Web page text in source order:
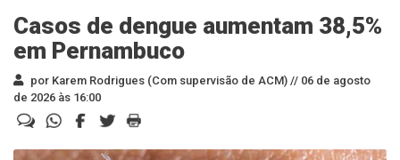
Casos de dengue aumentam 38,5%
em Pernambuco
por Karem Rodrigues (Com supervisão de ACM) // 06 de agosto
de 2026 às 16:00